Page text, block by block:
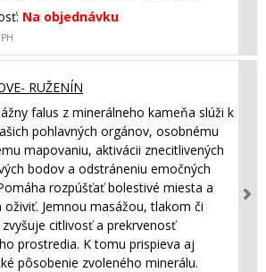
Na objednávku
RUŽENÍN
falus z minerálneho kameňa slúži k
pohlavných orgánov, osobnému
mapovaniu, aktivácii znecitlivených
bodov a odstráneniu emočných
rozpúšťať bolestivé miesta a
oživiť. Jemnou masážou, tlakom či
citlivosť a prekrvenosť
prostredia. K tomu prispieva aj
pôsobenie zvoleného minerálu.